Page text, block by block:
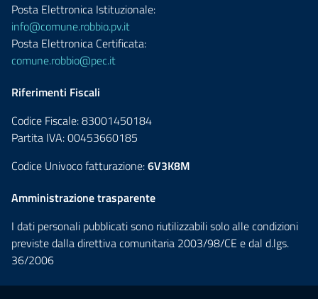
Posta Elettronica Istituzionale:
info@comune.robbio.pv.it
Posta Elettronica Certificata:
comune.robbio@pec.it
Riferimenti Fiscali
Codice Fiscale: 83001450184
Partita IVA: 00453660185
Codice Univoco fatturazione:6V3K8M
Amministrazione trasparente
I dati personali pubblicati sono riutilizzabili solo alle condizioni
previste dalla direttiva comunitaria 2003/98/CE e dal d.lgs.
36/2006